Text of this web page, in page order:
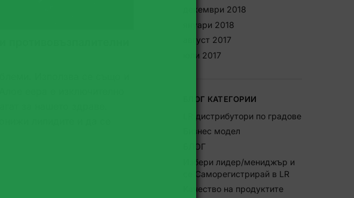
декември 2018
януари 2018
август 2017
юли 2017
БЛОГ КАТЕГОРИИ
LR дистрибутори по градове
Бизнес модел
БЛОГ
Избери лидер/мениджър и
се Саморегистрирай в LR
Качество на продуктите